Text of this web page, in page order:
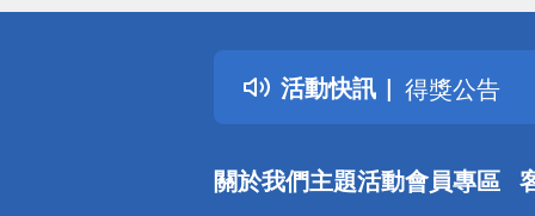
活動快訊
詐騙網頁！
得獎公告
熱門話題
銀行優惠
詐騙網頁！
關於我們主題活動會員專區